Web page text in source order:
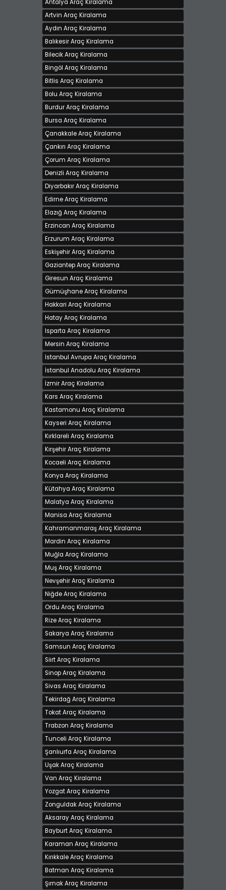
Antalya Araç Kiralama
Artvin Araç Kiralama
Aydın Araç Kiralama
Balıkesir Araç Kiralama
Bilecik Araç Kiralama
Bingöl Araç Kiralama
Bitlis Araç Kiralama
Bolu Araç Kiralama
Burdur Araç Kiralama
Bursa Araç Kiralama
Çanakkale Araç Kiralama
Çankırı Araç Kiralama
Çorum Araç Kiralama
Denizli Araç Kiralama
Diyarbakır Araç Kiralama
Edirne Araç Kiralama
Elazığ Araç Kiralama
Erzincan Araç Kiralama
Erzurum Araç Kiralama
Eskişehir Araç Kiralama
Gaziantep Araç Kiralama
Giresun Araç Kiralama
Gümüşhane Araç Kiralama
Hakkari Araç Kiralama
Hatay Araç Kiralama
Isparta Araç Kiralama
Mersin Araç Kiralama
İstanbul Avrupa Araç Kiralama
İstanbul Anadolu Araç Kiralama
İzmir Araç Kiralama
Kars Araç Kiralama
Kastamonu Araç Kiralama
Kayseri Araç Kiralama
Kırklareli Araç Kiralama
Kırşehir Araç Kiralama
Kocaeli Araç Kiralama
Konya Araç Kiralama
Kütahya Araç Kiralama
Malatya Araç Kiralama
Manisa Araç Kiralama
Kahramanmaraş Araç Kiralama
Mardin Araç Kiralama
Muğla Araç Kiralama
Muş Araç Kiralama
Nevşehir Araç Kiralama
Niğde Araç Kiralama
Ordu Araç Kiralama
Rize Araç Kiralama
Sakarya Araç Kiralama
Samsun Araç Kiralama
Siirt Araç Kiralama
Sinop Araç Kiralama
Sivas Araç Kiralama
Tekirdağ Araç Kiralama
Tokat Araç Kiralama
Trabzon Araç Kiralama
Tunceli Araç Kiralama
Şanlıurfa Araç Kiralama
Uşak Araç Kiralama
Van Araç Kiralama
Yozgat Araç Kiralama
Zonguldak Araç Kiralama
Aksaray Araç Kiralama
Bayburt Araç Kiralama
Karaman Araç Kiralama
Kırıkkale Araç Kiralama
Batman Araç Kiralama
Şırnak Araç Kiralama